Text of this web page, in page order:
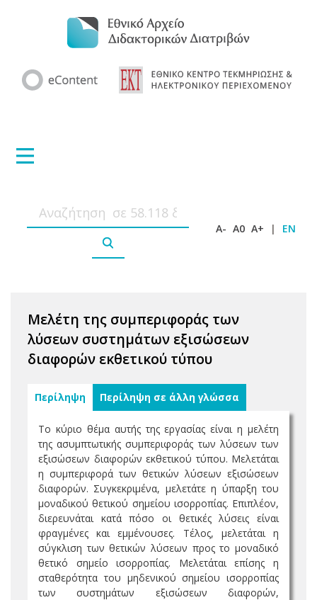
A- A0 A+ | EN
Μελέτη της συμπεριφοράς των
λύσεων συστημάτων εξισώσεων
διαφορών εκθετικού τύπου
Περίληψη Περίληψη σε άλλη γλώσσα
Το κύριο θέμα αυτής της εργασίας είναι η μελέτη
της ασυμπτωτικής συμπεριφοράς των λύσεων των
εξισώσεων διαφορών εκθετικού τύπου. Μελετάται
η συμπεριφορά των θετικών λύσεων εξισώσεων
διαφορών. Συγκεκριμένα, μελετάτε η ύπαρξη του
μοναδικού θετικού σημείου ισορροπίας. Επιπλέον,
διερευνάται κατά πόσο οι θετικές λύσεις είναι
φραγμένες και εμμένουσες. Τέλος, μελετάται η
σύγκλιση των θετικών λύσεων προς το μοναδικό
θετικό σημείο ισορροπίας. Μελετάται επίσης η
σταθερότητα του μηδενικού σημείου ισορροπίας
των συστημάτων εξισώσεων διαφορών,